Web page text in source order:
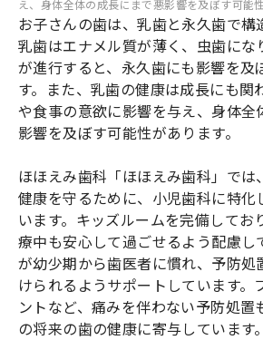
え、身体全体の成長にまで悪影響を及ぼす可能
お子さんの歯は、乳歯と永久歯で構
乳歯はエナメル質が薄く、虫歯にな
が進行すると、永久歯にも影響を及
す。また、乳歯の健康は成長にも関
や食事の意欲に影響を与え、身体全
影響を及ぼす可能性があります。
ほほえみ歯科「ほほえみ歯科」では
健康を守るために、小児歯科に特化
います。キッズルームを完備してお
療中も安心して過ごせるよう配慮し
が幼少期から歯医者に慣れ、予防処
けられるようサポートしています。
ントなど、痛みを伴わない予防処置
の将来の歯の健康に寄与しています。